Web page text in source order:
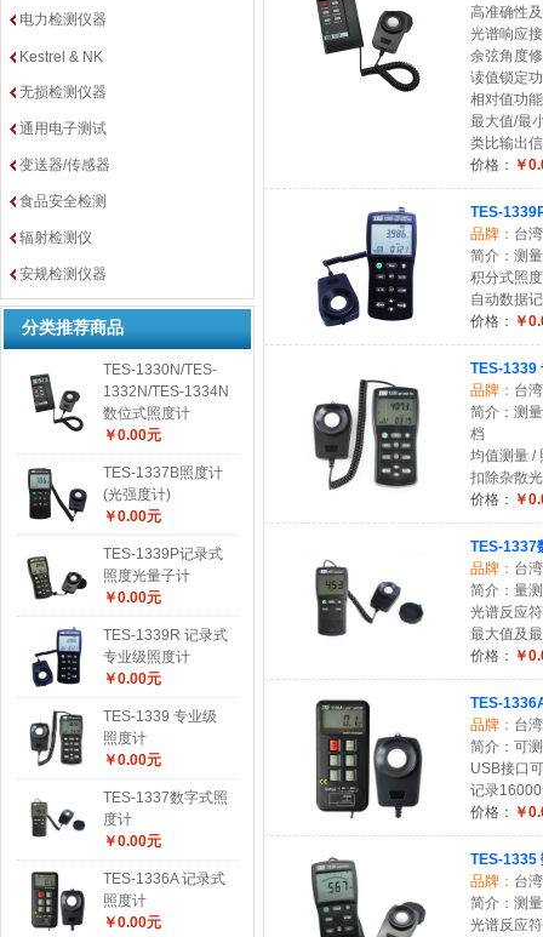
电力检测仪器
Kestrel & NK
无损检测仪器
通用电子测试
变送器/传感器
食品安全检测
辐射检测仪
安规检测仪器
分类推荐商品
TES-1330N/TES-
1332N/TES-1334N
数位式照度计
￥0.00元
TES-1337B照度计
(光强度计)
￥0.00元
TES-1339P记录式
照度光量子计
￥0.00元
TES-1339R 记录式
专业级照度计
￥0.00元
TES-1339 专业级
照度计
￥0.00元
TES-1337数字式照
度计
￥0.00元
TES-1336A 记录式
照度计
￥0.00元
高准确性
光谱响应
余弦角度
读值锁定
相对值功能
最大值/最
类比输出
价格： ￥
TES-
品牌： 台
简介：测
积分式照
自动数据
价格： ￥
TES-1339
品牌： 台
简介：测
档
均值测量 /
扣除杂散
价格： ￥
TES-1337
品牌： 台
简介：量
光谱反应
最大值及
价格： ￥
TES-
品牌： 台
简介：可
USB接口
记录
价格： ￥
TES-1335
品牌： 台
简介：测
光谱反应